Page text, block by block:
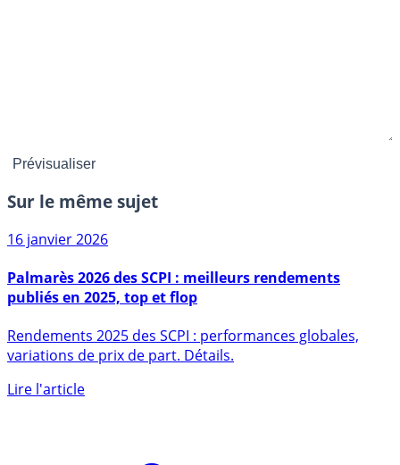
Palmarès 2026 des SCPI : meilleurs rendements
Rendements 2025 des SCPI : performances globales,
variations de prix de part. Détails.